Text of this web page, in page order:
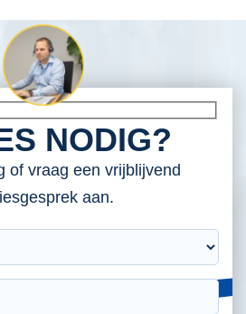
NODIG?
of vraag een vrijblijvend
aan.